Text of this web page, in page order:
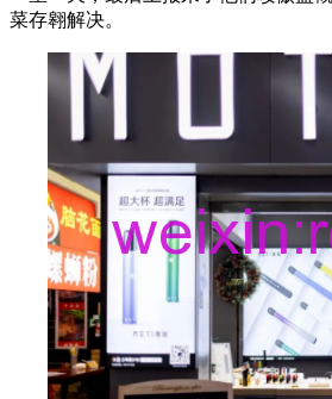
菜存翱解决。